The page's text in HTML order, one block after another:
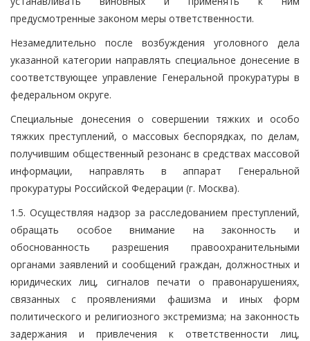
предусмотренные законом меры ответственности.
Незамедлительно после возбуждения уголовного дела
указанной категории направлять специальное донесение в
соответствующее управление Генеральной прокуратуры в
федеральном округе.
Специальные донесения о совершении тяжких и особо
тяжких преступлений, о массовых беспорядках, по делам,
получившим общественный резонанс в средствах массовой
информации, направлять в аппарат Генеральной
прокуратуры Российской Федерации (г. Москва).
1.5. Осуществляя надзор за расследованием преступлений,
обращать особое внимание на законность и
обоснованность разрешения правоохранительными
органами заявлений и сообщений граждан, должностных и
юридических лиц, сигналов печати о правонарушениях,
связанных с проявлениями фашизма и иных форм
политического и религиозного экстремизма; на законность
задержания и привлечения к ответственности лиц,